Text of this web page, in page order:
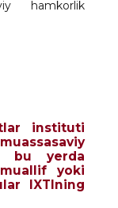
hamkorlik
instituti
bu yerda
yoki
IXTIning